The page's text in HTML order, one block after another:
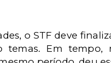
o STF deve
Em tempo,